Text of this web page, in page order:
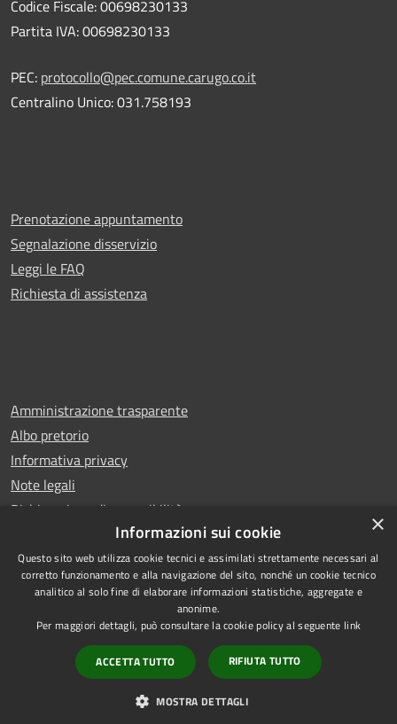
Codice Fiscale: 00698230133
Partita IVA: 00698230133
PEC: protocollo@pec.comune.carugo.co.it
Centralino Unico: 031.758193
Prenotazione appuntamento
Segnalazione disservizio
Leggi le FAQ
Richiesta di assistenza
Amministrazione trasparente
Albo pretorio
Informativa privacy
Note legali
Dichiarazione di accessibilità
RSS
Accessibilità
Copyright © 2026 • Comune di
Carugo • Powered by
Municipium•Accesso
redazione
×
Informazioni sui cookie
Questo sito web utilizza cookie tecnici e assimilati strettamente necessari al
corretto funzionamento e alla navigazione del sito, nonché un cookie tecnico
analitico al solo fine di elaborare informazioni statistiche, aggregate e
anonime.
Per maggiori dettagli, può consultare la cookie policy al seguente link
ACCETTA TUTTO RIFIUTA TUTTO
MOSTRA DETTAGLI